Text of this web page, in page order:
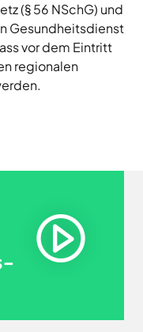
(§ 56 NSchG) und
Gesundheitsdienst
vor dem Eintritt
regionalen